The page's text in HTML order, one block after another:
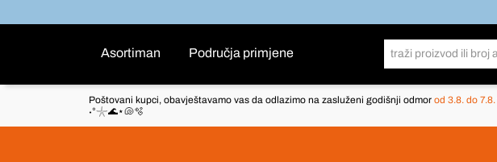
Asortiman Područja primjene
Poštovani kupci, obavještavamo vas da odlazimo na zasluženi godišnji odmor od 3.8. do 7.8.
˖°𓇼🌊⋆🐚🫧